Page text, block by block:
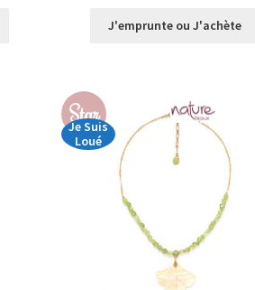
prix :
J'emprunte ou J'achète
Star
Je Suis
Loué